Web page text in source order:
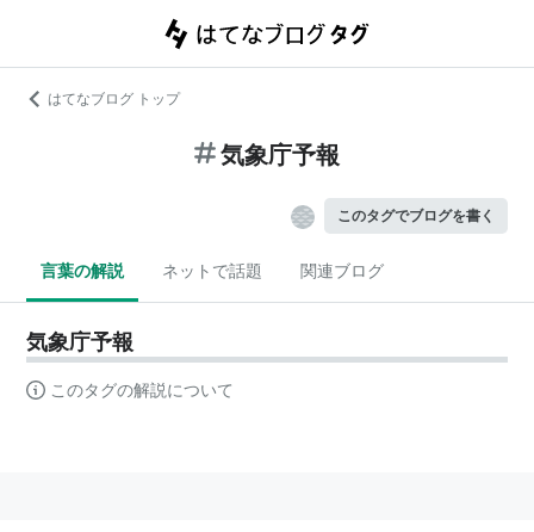
はてなブログ トップ
気象庁予報
このタグでブログを書く
言葉の解説 ネットで話題 関連ブログ
気象庁予報
このタグの解説について